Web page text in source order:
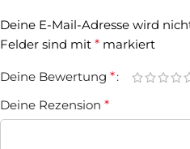
Deine E-Mail-Adresse wird
Felder sind mit * markiert
Deine Bewertung *
Deine Rezension *